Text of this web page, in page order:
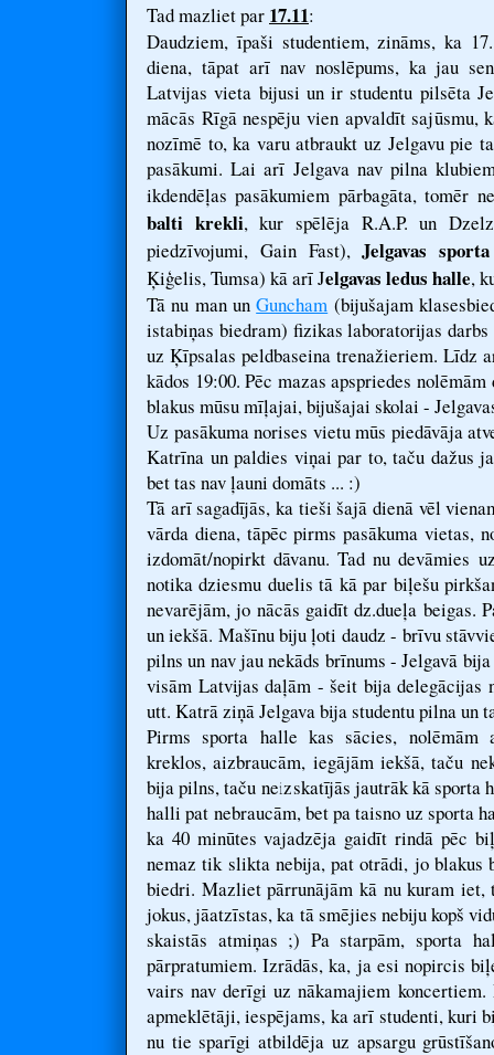
Tad mazliet par 17.11:
Daudziem, īpaši studentiem, zināms, ka
diena, tāpat arī nav noslēpums, ka jau
Latvijas vieta bijusi un ir studentu pilsēta
mācās Rīgā nespēju vien apvaldīt sajūsmu,
nozīmē to, ka varu atbraukt uz Jelgavu pie
pasākumi. Lai arī Jelgava nav pilna
ikdendēļas pasākumiem pārbagāta,
balti krekli, kur spēlēja R.A.P. un
piedzīvojumi, Gain Fast),Jelgavas
Ķiģelis, Tumsa) kā arī Jelgavas ledus halle,
Tā nu man unGuncham (bijušajam
istabiņas biedram) fizikas laboratorijas
uz Ķīpsalas peldbaseina trenažieriem. Līdz
kādos 19:00. Pēc mazas apspriedes
blakus mūsu mīļajai, bijušajai skolai -
Uz pasākuma norises vietu mūs piedāvāja
Katrīna un paldies viņai par to, taču dažus
bet tas nav ļauni domāts ... :)
Tā arī sagadījās, ka tieši šajā dienā vēl
vārda diena, tāpēc pirms pasākuma vietas,
izdomāt/nopirkt dāvanu. Tad nu devāmies
notika dziesmu duelis tā kā par biļešu
nevarējām, jo nācās gaidīt dz.dueļa beigas.
un iekšā. Mašīnu biju ļoti daudz - brīvu
pilns un nav jau nekāds brīnums - Jelgavā
visām Latvijas daļām - šeit bija delegācijas
utt. Katrā ziņā Jelgava bija studentu pilna un
Pirms sporta halle kas sācies, nolēmām
kreklos, aizbraucām, iegājām iekšā, taču
bija pilns, taču neizskatījās jautrāk kā sporta
halli pat nebraucām, bet pa taisno uz sporta
ka 40 minūtes vajadzēja gaidīt rindā pēc
nemaz tik slikta nebija, pat otrādi, jo blakus
biedri. Mazliet pārrunājām kā nu kuram
jokus, jāatzīstas, ka tā smējies nebiju kopš
skaistās atmiņas ;) Pa starpām, sporta
pārpratumiem. Izrādās, ka, ja esi nopircis
vairs nav derīgi uz nākamajiem
apmeklētāji, iespējams, ka arī studenti, kuri
nu tie sparīgi atbildēja uz apsargu